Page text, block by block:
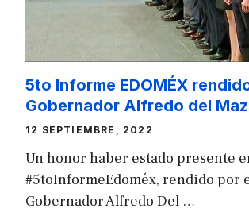
5to Informe EDOMÉX
Gobernador Alfredo del
12 SEPTIEMBRE, 2022
Un honor haber estado presente
#5toInformeEdoméx, rendido por
Gobernador Alfredo Del …